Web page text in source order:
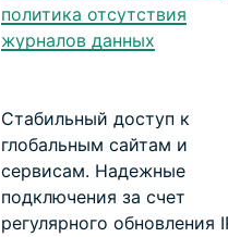
политика отсутствия
журналов данных
Стабильный доступ к
глобальным сайтам и
сервисам. Надежные
подключения за счет
регулярного обновления